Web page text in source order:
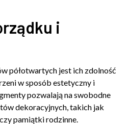
i
półotwartych jest ich zdolność
w sposób estetyczny i
pozwalają na swobodne
dekoracyjnych, takich jak
pamiątki rodzinne.